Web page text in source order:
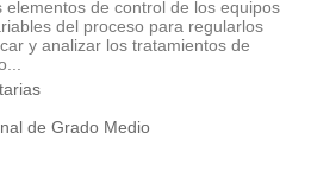
elementos de control de los equipos
del proceso para regularlos
y analizar los tratamientos de
de Grado Medio